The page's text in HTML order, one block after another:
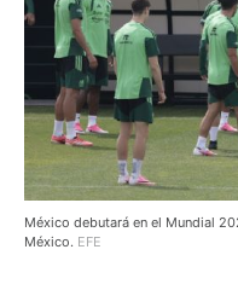
México debutará en el Mundial
México. EFE